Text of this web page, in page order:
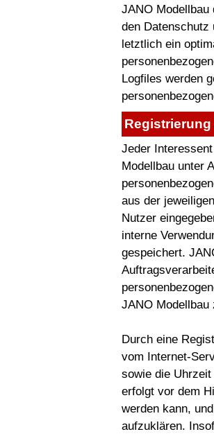
JANO
den Datenschutz
letztlich ein
Logfiles werden
Jeder
Modellbau unter
aus der
Nutzer
interne
gespeichert.
JANO
Durch eine
vom Internet-
sowie die
erfolgt vor dem
werden kann,
aufzuklären.